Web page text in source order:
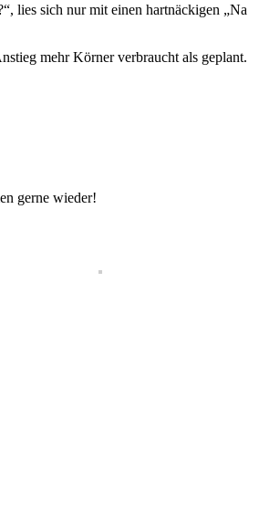
lies sich nur mit einen hartnäckigen „Na
mehr Körner verbraucht als geplant.
gerne wieder!